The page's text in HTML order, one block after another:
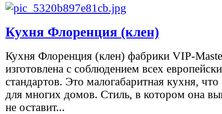
Кухня Флоренция (клен)
Кухня Флоренция (клен) фабрики VIP-
изготовлена с соблюдением всех
стандартов. Это малогабаритная кухня, что
для многих домов. Стиль, в котором она
не оставит...